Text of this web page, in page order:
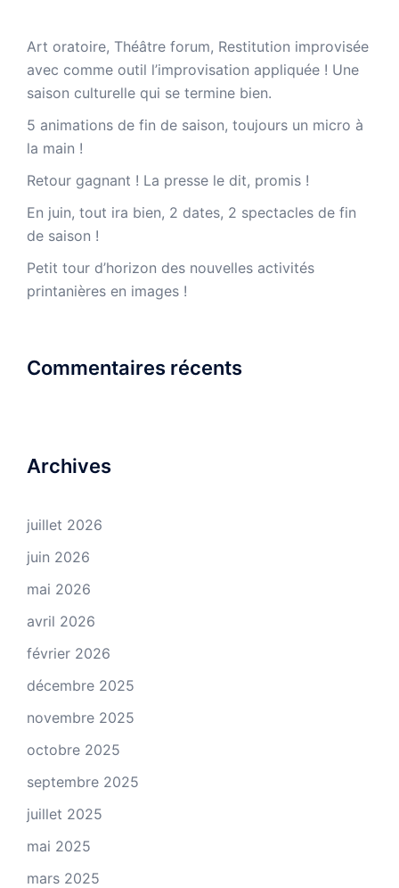
Art oratoire, Théâtre forum, Restitution improvisée
avec comme outil l’improvisation appliquée ! Une
saison culturelle qui se termine bien.
5 animations de fin de saison, toujours un micro à
la main !
Retour gagnant ! La presse le dit, promis !
En juin, tout ira bien, 2 dates, 2 spectacles de fin
de saison !
Petit tour d’horizon des nouvelles activités
printanières en images !
Commentaires récents
Archives
juillet 2026
juin 2026
mai 2026
avril 2026
février 2026
décembre 2025
novembre 2025
octobre 2025
septembre 2025
juillet 2025
mai 2025
mars 2025